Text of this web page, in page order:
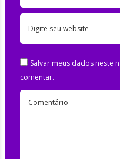
Digite seu website
Salvar meus dados neste
comentar.
Comentário